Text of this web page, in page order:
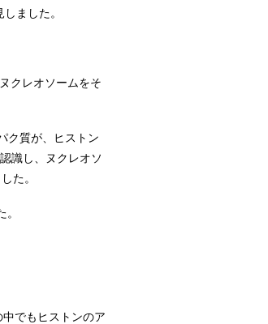
ました。
クレオソームをそ
ク質が、ヒストン
識し、ヌクレオソ
た。
でもヒストンのア